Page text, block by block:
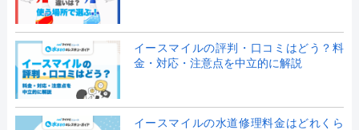
イースマイルの評判・口コミはどう？料
金・対応・注意点を中立的に解説
イースマイルの水道修理料金はどれくら